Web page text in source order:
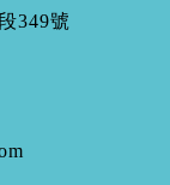
349號